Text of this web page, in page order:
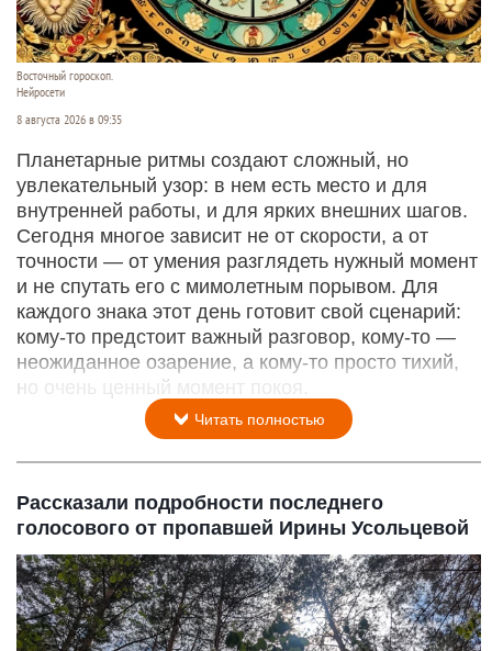
Восточный гороскоп.
Нейросети
8 августа 2026 в 09:35
Планетарные ритмы создают сложный, но
увлекательный узор: в нем есть место и для
внутренней работы, и для ярких внешних шагов.
Сегодня многое зависит не от скорости, а от
точности — от умения разглядеть нужный момент
и не спутать его с мимолетным порывом. Для
каждого знака этот день готовит свой сценарий:
кому‑то предстоит важный разговор, кому‑то —
неожиданное озарение, а кому‑то просто тихий,
но очень ценный момент покоя.
Читать полностью
Рассказали подробности последнего
голосового от пропавшей Ирины Усольцевой